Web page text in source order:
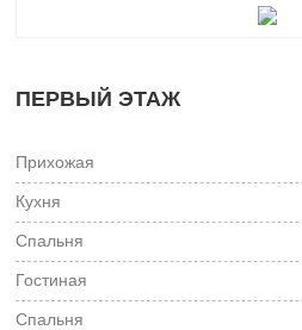
ПЕРВЫЙ ЭТАЖ
Прихожая
Кухня
Спальня
Гостиная
Спальня